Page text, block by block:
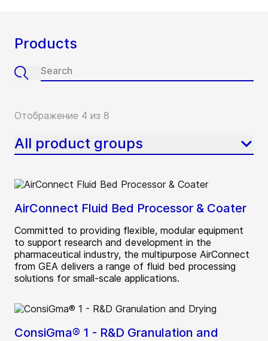
Products
Отображение 4 из 8
All product groups
AirConnect Fluid Bed Processor & Coater
Committed to providing flexible, modular equipment
to support research and development in the
pharmaceutical industry, the multipurpose AirConnect
from GEA delivers a range of fluid bed processing
solutions for small-scale applications.
ConsiGma® 1 - R&D Granulation and